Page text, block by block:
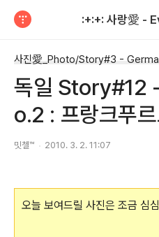
:+:+: 사랑愛 -
사진愛_Photo/Story#3 -
독일 Story#12
o.2 : 프랑크푸르
밋첼™ 2010. 3. 2. 11:07
오늘 보여드릴 사진은 조금 심